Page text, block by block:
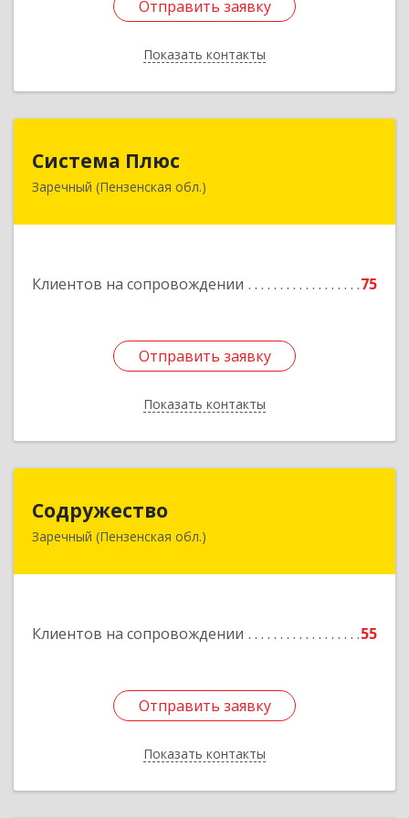
Отправить заявку
Показать контакты
Отправить заявку
Назад
Система Плюс
Заречный (Пензенская обл.)
Клиентов на сопровождении 75
Отправить заявку
Показать контакты
442960, Пензенская обл, Заречный г,
Отправить заявку
Назад
Содружество
Заречный (Пензенская обл.)
Клиентов на сопровождении 55
Отправить заявку
Показать контакты
442962, Пензенская обл, Заречный г,
Отправить заявку
Назад